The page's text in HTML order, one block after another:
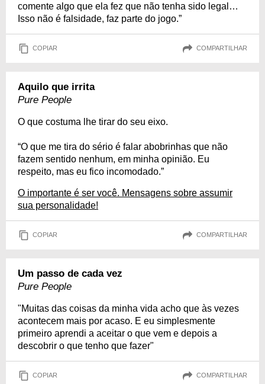
comente algo que ela fez que não tenha sido legal…
Isso não é falsidade, faz parte do jogo.”
COPIAR COMPARTILHAR
Aquilo que irrita
Pure People
O que costuma lhe tirar do seu eixo.
“O que me tira do sério é falar abobrinhas que não
fazem sentido nenhum, em minha opinião. Eu
respeito, mas eu fico incomodado.”
O importante é ser você. Mensagens sobre assumir
sua personalidade!
COPIAR COMPARTILHAR
Um passo de cada vez
Pure People
"Muitas das coisas da minha vida acho que às vezes
acontecem mais por acaso. E eu simplesmente
primeiro aprendi a aceitar o que vem e depois a
descobrir o que tenho que fazer"
COPIAR COMPARTILHAR